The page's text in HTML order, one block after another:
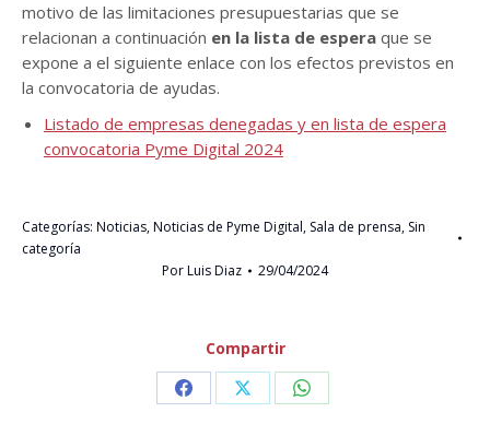
motivo de las limitaciones presupuestarias que se
relacionan a continuación en la lista de espera que se
expone a el siguiente enlace con los efectos previstos en
la convocatoria de ayudas.
Listado de empresas denegadas y en lista de espera
convocatoria Pyme Digital 2024
Categorías: Noticias,Noticias de Pyme Digital, Sala de prensa, Sin
categoría
PorLuis Diaz 29/04/2024
Compartir
Share Share Share